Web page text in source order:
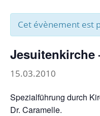
Cet évènement est
Jesuitenkirche
15.03.2010
Spezialführung durch
Dr. Caramelle.